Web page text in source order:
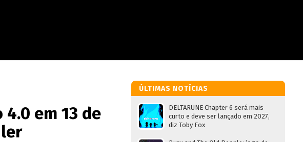
em 13 de
ÚLTIMAS NOTÍCIAS
DELTARUNE Chapter 6 será mais
curto e deve ser lançado em 2027,
diz Toby Fox